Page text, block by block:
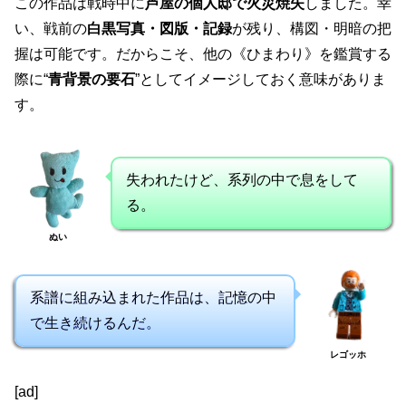
この作品は戦時中に芦屋の個人邸で火災焼失しました。幸
い、戦前の白黒写真・図版・記録が残り、構図・明暗の把
握は可能です。だからこそ、他の《ひまわり》を鑑賞する
際に“青背景の要石”としてイメージしておく意味がありま
す。
ぬい
失われたけど、系列の中で息をして
る。
系譜に組み込まれた作品は、記憶の中
で生き続けるんだ。
レゴッホ
[ad]